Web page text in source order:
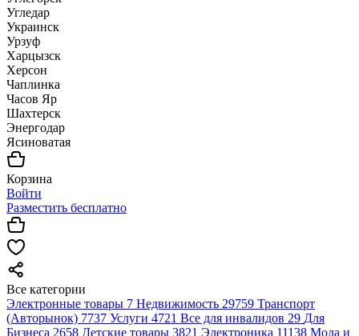
Угледар
Украинск
Урзуф
Харцызск
Херсон
Чаплинка
Часов Яр
Шахтерск
Энергодар
Ясиноватая
Корзина
Войти
Разместить бесплатно
Все категории
Электронные товары 7 Недвижимость 29759 Транспорт
(Авторынок) 7737 Услуги 4721 Все для инвалидов 29 Для
Бизнеса 2658 Детские товары 3821 Электроника 11138 Мода и